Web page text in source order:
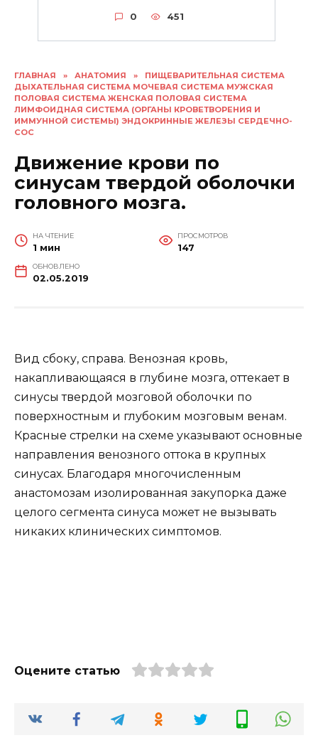
ГЛАВНАЯ » АНАТОМИЯ »
ПИЩЕВАРИТЕЛЬНАЯ СИСТЕМА
ДЫХАТЕЛЬНАЯ СИСТЕМА МОЧЕВАЯ СИСТЕМА МУЖСКАЯ
ПОЛОВАЯ СИСТЕМА ЖЕНСКАЯ ПОЛОВАЯ СИСТЕМА
ЛИМФОИДНАЯ СИСТЕМА (ОРГАНЫ КРОВЕТВОРЕНИЯ И
ИММУННОЙ СИСТЕМЫ) ЭНДОКРИННЫЕ ЖЕЛЕЗЫ СЕРДЕЧНО-
СОС
Движение крови по
синусам твердой оболочки
головного мозга.
НА ЧТЕНИЕ
1 мин
ПРОСМОТРОВ
147
ОБНОВЛЕНО
02.05.2019
Вид сбоку, справа. Венозная кровь,
накапливающаяся в глубине мозга, оттекает в
синусы твердой мозговой оболочки по
поверхностным и глубоким мозговым венам.
Красные стрелки на схеме указывают основные
направления венозного оттока в крупных
синусах. Благодаря многочисленным
анастомозам изолированная закупорка даже
целого сегмента синуса может не вызывать
никаких клинических симптомов.
Оцените статью
0 451